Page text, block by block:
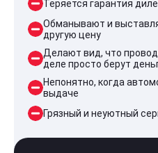
Теряется гарантия
Обманывают и
другую цену
Делают вид, что
деле просто берут
Непонятно, когда
выдаче
Грязный и неуютный